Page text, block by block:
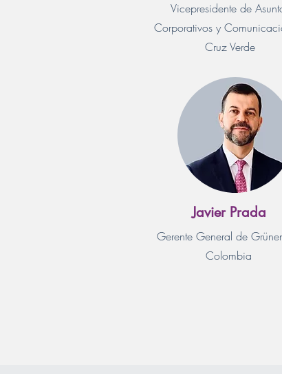
Vicepresidente de
Corporativos y
Cruz Verde
Javier Prada
Gerente General de
Colombia